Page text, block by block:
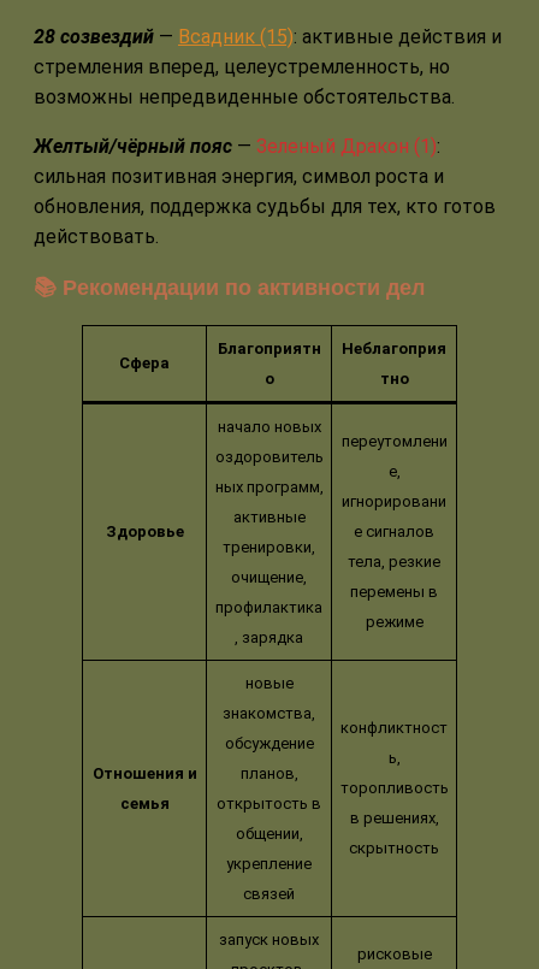
28 созвездий — Всадник (15): активные действия и
стремления вперед, целеустремленность, но
возможны непредвиденные обстоятельства.
Желтый/чёрный пояс — Зеленый Дракон (1):
сильная позитивная энергия, символ роста и
обновления, поддержка судьбы для тех, кто готов
действовать.
📚 Рекомендации по активности дел
Сфера
Благоприятн
о
Неблагоприя
тно
Здоровье
начало новых
оздоровитель
ных программ,
активные
тренировки,
очищение,
профилактика
, зарядка
переутомлени
е,
игнорировани
е сигналов
тела, резкие
перемены в
режиме
Отношения и
семья
новые
знакомства,
обсуждение
планов,
открытость в
общении,
укрепление
связей
конфликтност
ь,
торопливость
в решениях,
скрытность
запуск новых
рисковые